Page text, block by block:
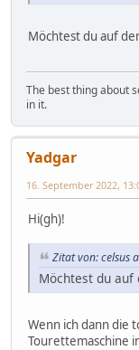
Möchtest du auf
The best thing about
in it.
Yadgar
16. September 2022,
Hi(gh)!
Zitat von: celsus
Möchtest du auf
Wenn ich dann die
Tourettemaschine